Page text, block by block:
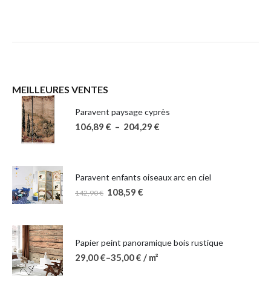
MEILLEURES VENTES
Paravent paysage cyprès
106,89 € – 204,29 €
Paravent enfants oiseaux arc en ciel
142,90€ 108,59 €
Papier peint panoramique bois rustique
29,00€–35,00€ / m²